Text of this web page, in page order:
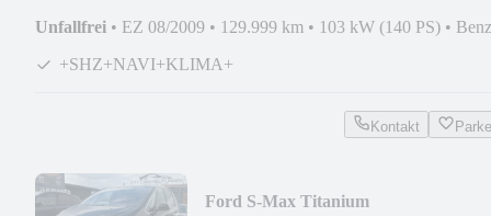
Unfallfrei • EZ 08/2009 • 129.999 km • 103 kW (140 PS) •
+SHZ+NAVI+KLIMA+
Kontakt
Ford S-Max Titanium